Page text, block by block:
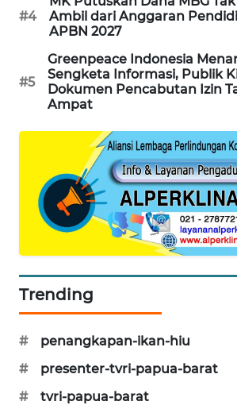
#4
Ambil dari Anggaran
APBN 2027
#5
Greenpeace Indonesia
Sengketa Informasi, Publik
Dokumen Pencabutan Izin
Ampat
Trending
#
penangkapan-ikan-hiu
#
presenter-tvri-papua-barat
#
tvri-papua-barat
WALINKI
MAWAKA
ID
PLN
WATCH
LKKI
KOPEKLIN